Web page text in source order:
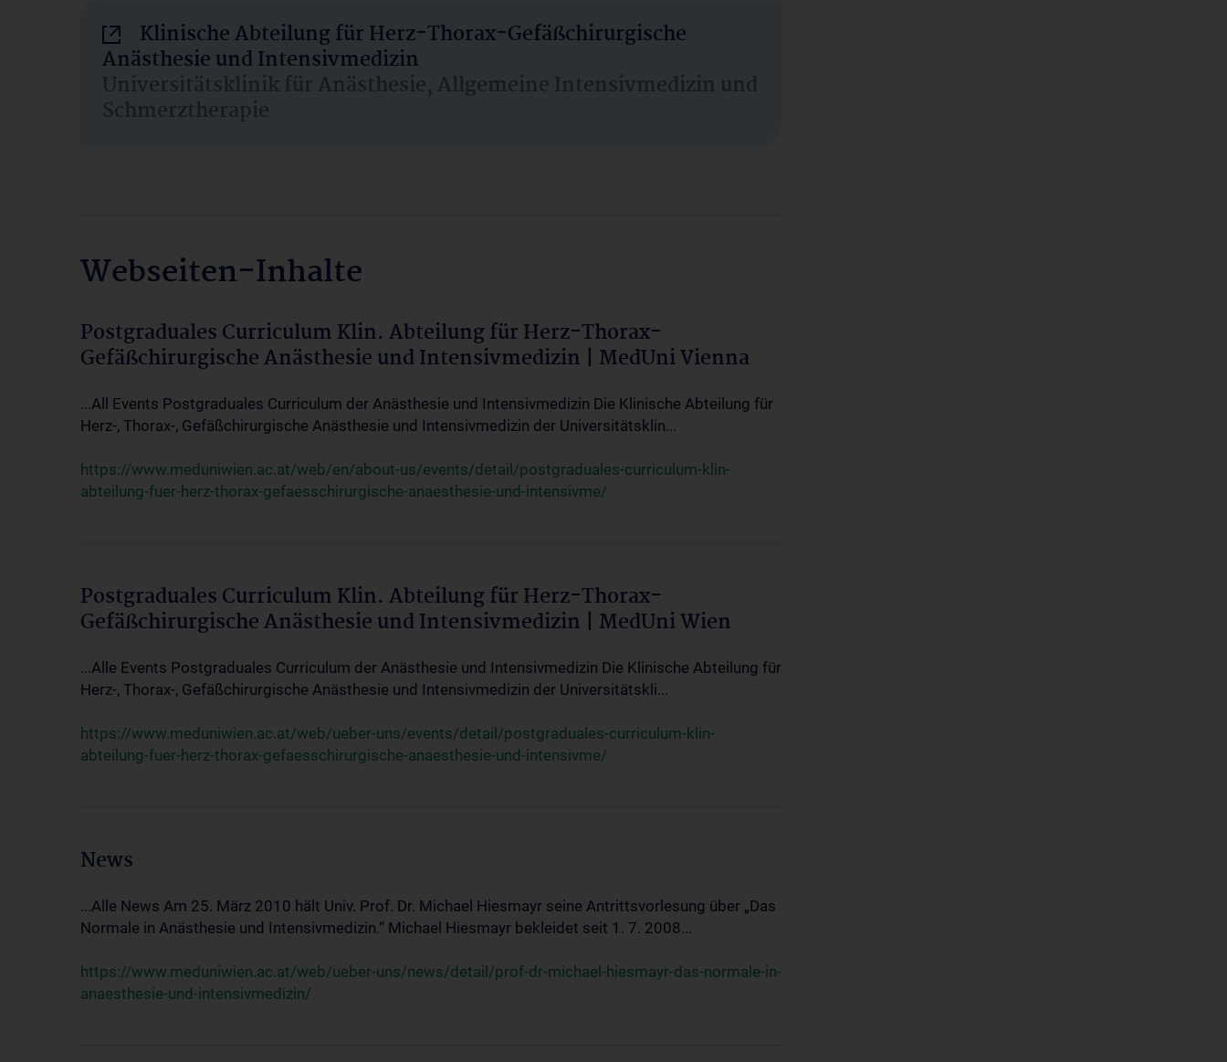
Klinische Abteilung für Herz-Thorax-Gefäßchirurgische
Anästhesie und Intensivmedizin
Universitätsklinik für Anästhesie, Allgemeine Intensivmedizin und
Schmerztherapie
Webseiten-Inhalte
Postgraduales Curriculum Klin. Abteilung für Herz-Thorax-
Gefäßchirurgische Anästhesie und Intensivmedizin | MedUni Vienna
...All Events Postgraduales Curriculum der Anästhesie und Intensivmedizin Die Klinische Abteilung für
Herz-, Thorax-, Gefäßchirurgische Anästhesie und Intensivmedizin der Universitätsklin...
https://www.meduniwien.ac.at/web/en/about-us/events/detail/postgraduales-curriculum-klin-
abteilung-fuer-herz-thorax-gefaesschirurgische-anaesthesie-und-intensivme/
Postgraduales Curriculum Klin. Abteilung für Herz-Thorax-
Gefäßchirurgische Anästhesie und Intensivmedizin | MedUni Wien
...Alle Events Postgraduales Curriculum der Anästhesie und Intensivmedizin Die Klinische Abteilung für
Herz-, Thorax-, Gefäßchirurgische Anästhesie und Intensivmedizin der Universitätskli...
https://www.meduniwien.ac.at/web/ueber-uns/events/detail/postgraduales-curriculum-klin-
abteilung-fuer-herz-thorax-gefaesschirurgische-anaesthesie-und-intensivme/
News
...Alle News Am 25. März 2010 hält Univ. Prof. Dr. Michael Hiesmayr seine Antrittsvorlesung über „Das
Normale in Anästhesie und Intensivmedizin.“ Michael Hiesmayr bekleidet seit 1. 7. 2008...
https://www.meduniwien.ac.at/web/ueber-uns/news/detail/prof-dr-michael-hiesmayr-das-normale-in-
anaesthesie-und-intensivmedizin/